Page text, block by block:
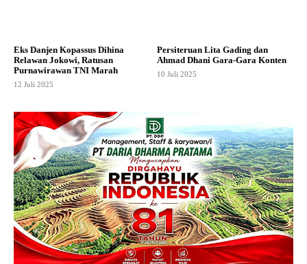
Eks Danjen Kopassus Dihina
Relawan Jokowi, Ratusan
Purnawirawan TNI Marah
12 Juli 2025
Persiteruan Lita Gading dan
Ahmad Dhani Gara-Gara Konten
10 Juli 2025